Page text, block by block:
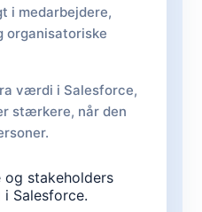
i medarbejdere,
organisatoriske
værdi i Salesforce,
stærkere, når den